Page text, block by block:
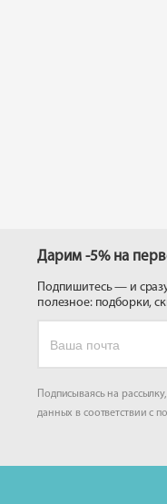
Дарим -5% на
Подпишитесь — и
полезное: подборки,
Подписываясь на
данных в соответствии с